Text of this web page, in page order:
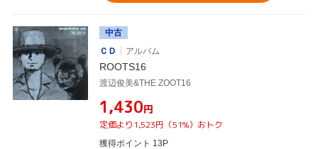
中古
ＣＤ
アルバム
ROOTS16
渡辺俊美&THE ZOOT16
¥1,430円
定価より1,523円（51%）おトク
獲得ポイント 13P